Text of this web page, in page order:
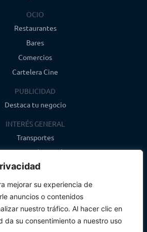
mejorar su experiencia de
anuncios o contenidos
nuestro tráfico. Al hacer clic en
da su consentimiento a nuestro uso
OCIO
Restaurantes
Bares
Comercios
Cartelera Cine
PUBLICIDAD
Destaca tu negocio
INTERÉS GENERAL
Transportes
Farmacias de guardia
Canal de WhatsApp
Último boletín
info@infosegovia.com